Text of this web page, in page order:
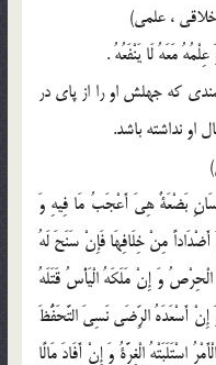
مَعَهُ لَا يَنْفَعُهُ .
كه جهلش او را از پاى در
او نداشته باشد.
بَضْعَةٌ هِيَ أَعْجَبُ مَا فِيهِ وَ
مِنْ خِلَافِهَا فَإِنْ سَنَحَ لَهُ
الْحِرْصُ وَ إِنْ مَلَكَهُ الْيَأْسُ قَتَلَهُ
أَسْعَدَهُ الرِّضَى نَسِيَ التَّحَفُّظَ
اسْتَلَبَتْهُ الْغِرَّةُ وَ إِنْ أَفَادَ مَالًا